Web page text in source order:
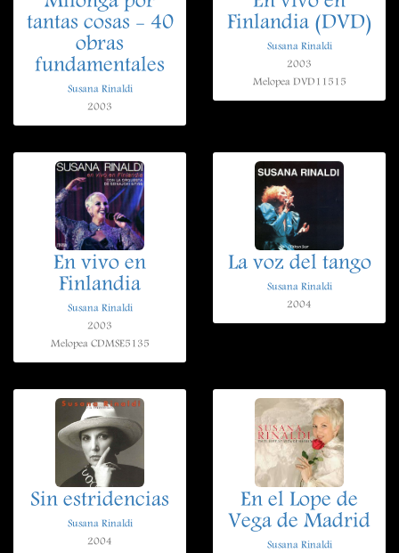
tantas cosas - 40
obras
fundamentales
Susana Rinaldi
2003
Finlandia (DVD)
Susana Rinaldi
2003
Melopea DVD11515
En vivo en
Finlandia
Susana Rinaldi
2003
Melopea CDMSE5135
La voz del tango
Susana Rinaldi
2004
Sin estridencias
Susana Rinaldi
2004
En el Lope de
Vega de Madrid
Susana Rinaldi